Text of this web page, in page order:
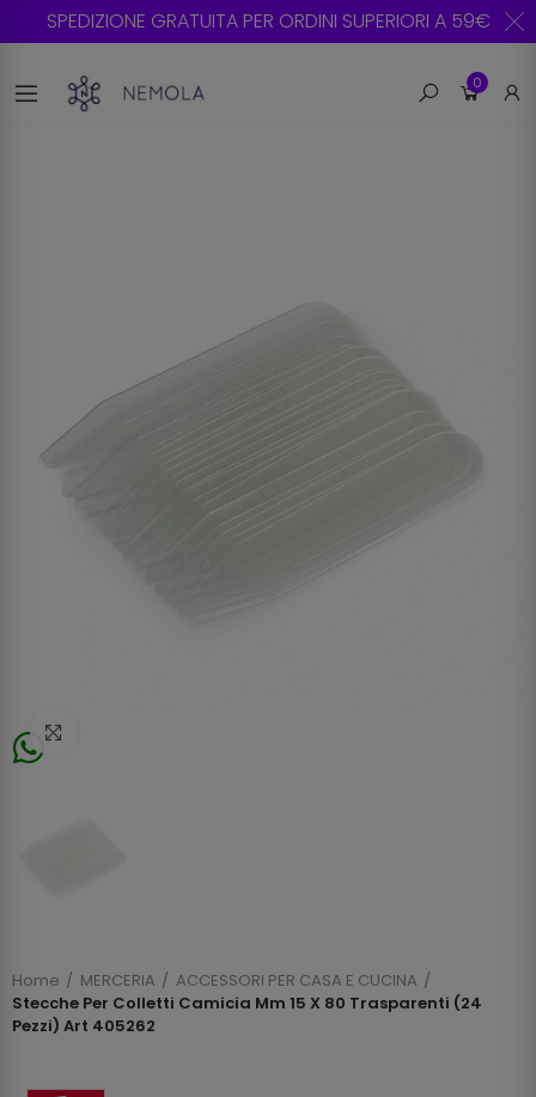
SPEDIZIONE GRATUITA PER ORDINI SUPERIORI A 59€
0
Home MERCERIA
ACCESSORI PER CASA E CUCINA
Stecche Per Colletti Camicia Mm 15 X 80 Trasparenti (24
Pezzi) Art 405262